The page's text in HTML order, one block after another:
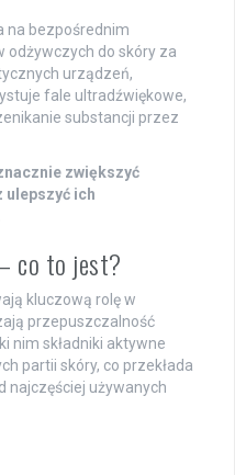
na bezpośrednim
odżywczych do skóry za
urządzeń,
fale ultradźwiękowe,
substancji przez
zwiększyć
ulepszyć ich
co to jest?
kluczową rolę w
przepuszczalność
nim składniki aktywne
partii skóry, co przekłada
najczęściej używanych